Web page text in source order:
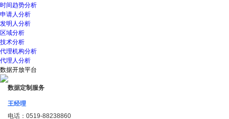
时间趋势分析
申请人分析
发明人分析
区域分析
技术分析
代理机构分析
代理人分析
数据开放平台
数据定制服务
王经理
电话： 0519-88238860